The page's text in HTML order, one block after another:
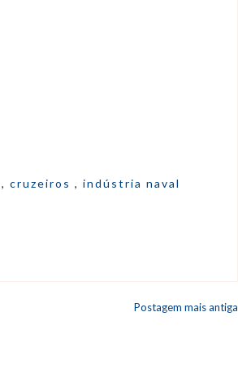
,cruzeiros,indústria naval
Postagem mais antiga